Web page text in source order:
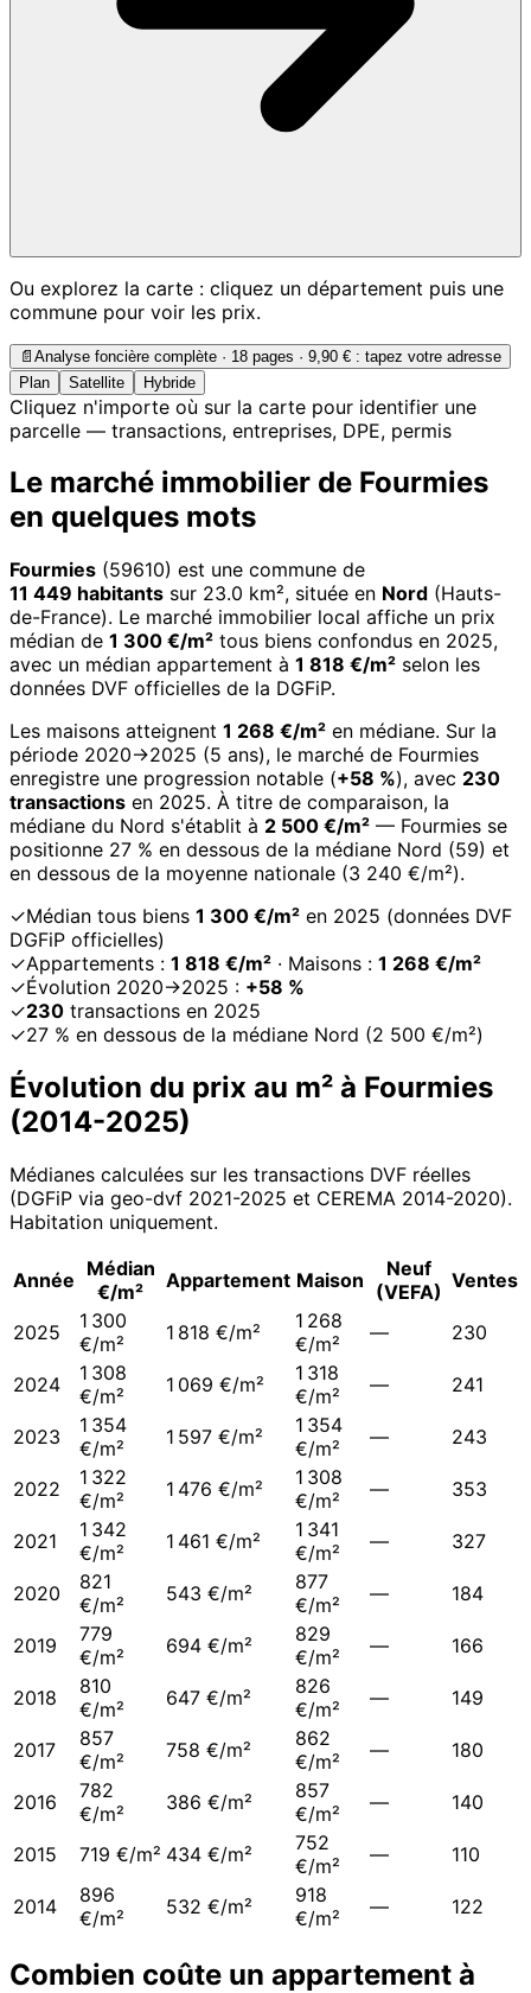
Ou explorez la carte : cliquez un département puis une
commune pour voir les prix.
📄 Analyse foncière complète · 18 pages · 9,90 € : tapez votre adresse
Plan
Satellite Hybride
Cliquez n'importe où sur la carte pour identifier une
parcelle — transactions, entreprises, DPE, permis
Le marché immobilier de Fourmies
en quelques mots
Fourmies (59610) est une commune de
11 449 habitants sur 23.0 km², située en Nord (Hauts-
de-France). Le marché immobilier local affiche un prix
médian de 1 300 €/m² tous biens confondus en 2025,
avec un médian appartement à 1 818 €/m² selon les
données DVF officielles de la DGFiP.
Les maisons atteignent 1 268 €/m² en médiane. Sur la
période 2020→2025 (5 ans), le marché de Fourmies
enregistre une progression notable (+58 %), avec 230
transactions en 2025. À titre de comparaison, la
médiane du Nord s'établit à 2 500 €/m² — Fourmies se
positionne 27 % en dessous de la médiane Nord (59) et
en dessous de la moyenne nationale (3 240 €/m²).
✓Médian tous biens 1 300 €/m² en 2025 (données DVF
DGFiP officielles)
✓Appartements : 1 818 €/m² · Maisons : 1 268 €/m²
✓Évolution 2020→2025 : +58 %
✓230 transactions en 2025
✓27 % en dessous de la médiane Nord (2 500 €/m²)
Évolution du prix au m² à Fourmies
(2014-2025)
Médianes calculées sur les transactions DVF réelles
(DGFiP via geo-dvf 2021-2025 et CEREMA 2014-2020).
Habitation uniquement.
Année Médian
€/m²
Appartement Maison
Neuf
(VEFA) Ventes
2025
1 300
€/m²
1 818 €/m²
1 268
€/m²
— 230
2024
1 308
€/m²
1 069 €/m²
1 318
€/m²
— 241
2023
1 354
€/m²
1 597 €/m²
1 354
€/m²
— 243
2022
1 322
€/m²
1 476 €/m²
1 308
€/m²
— 353
2021
1 342
€/m²
1 461 €/m²
1 341
€/m²
— 327
2020
821
€/m²
543 €/m²
877
€/m²
— 184
2019
779
€/m²
694 €/m²
829
€/m²
— 166
2018
810
€/m²
647 €/m²
826
€/m²
— 149
2017
857
€/m²
758 €/m²
862
€/m²
— 180
2016
782
€/m²
386 €/m²
857
€/m²
— 140
2015 719 €/m² 434 €/m²
752
€/m²
— 110
2014
896
€/m²
532 €/m²
918
€/m²
— 122
Combien coûte un appartement à